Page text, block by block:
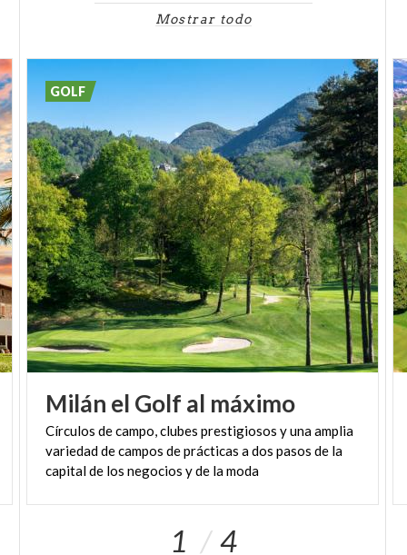
Mostrar todo
Milán el Golf al máximo
Círculos de campo, clubes prestigiosos y una amplia
variedad de campos de prácticas a dos pasos de la
capital de los negocios y de la moda
GOLF
1 4